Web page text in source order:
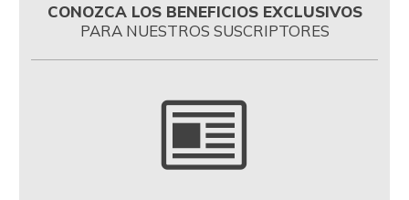
CONOZCA LOS BENEFICIOS EXCLUSIVOS
PARA NUESTROS SUSCRIPTORES